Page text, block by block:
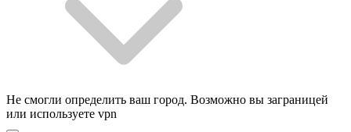
Не смогли определить ваш город. Возможно вы заграницей
или используете vpn